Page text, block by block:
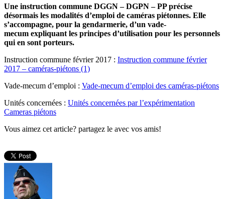
Une instruction commune DGGN – DGPN – PP précise
désormais les modalités d’emploi de caméras piétonnes. Elle
s’accompagne, pour la gendarmerie, d’un vade-
mecum expliquant les principes d’utilisation pour les personnels
qui en sont porteurs.
Instruction commune février 2017 : Instruction commune février
2017 – caméras-piétons (1)
Vade-mecum d’emploi : Vade-mecum d’emploi des caméras-piétons
Unités concernées : Unités concernées par l’expérimentation
Cameras piétons
Vous aimez cet article? partagez le avec vos amis!